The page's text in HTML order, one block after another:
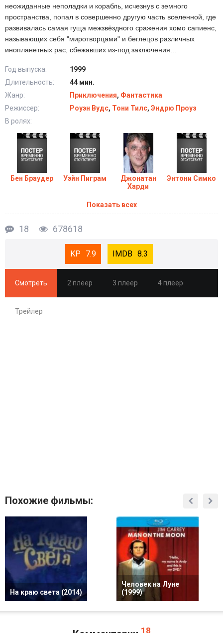
неожиданные неполадки и корабль, исчезнув с земного
пространства, попал в совершенно другую часть вселенной, где
развивалась самая гуща межзвёздного сражения хомо сапиенс,
называющих себя "миротворцами" и беглецов различных
инопланетных рас, сбежавших из-под заключения...
Год выпуска:
1999
Длительность:
44 мин.
Жанр:
Приключения, Фантастика
Режиссер:
Роуэн Вудс, Тони Тилс, Эндрю Проуз
В ролях:
Бен Браудер Уэйн Пиграм
Джонатан
Харди
Энтони Симко
Показать всех
18 678618
7.9 8.3
Смотреть 2 плеер 3 плеер 4 плеер
Трейлер
Похожие фильмы:
На краю света (2014)
Человек на Луне
(1999)
18